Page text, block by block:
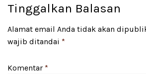
Tinggalkan Balasan
Alamat email Anda tidak akan
wajib ditandai *
Komentar *